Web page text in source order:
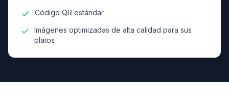
Código QR estándar
Imágenes optimizadas de alta calidad para sus
platos